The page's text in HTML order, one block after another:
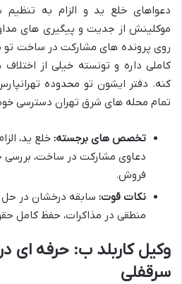
دعواهای خلع ید و الزام به
موکلینش از جدیت و پیگیری های
روی پرونده های مشارکت در ساخت تو
کاملی داره و تونسته خیلی از
کنه. دفتر ایشون تو محدوده
تمام محله های شرق تهران دسترسی
تخصص های برجسته: خلع ید،
دعاوی مشارکت در ساخت، بررسی
فروش.
نکات قوت: سابقه درخشان در حل
منطقی در مذاکرات، حفظ کامل
وکیل کاربلد ب: حرفه ای در
سرقفلی